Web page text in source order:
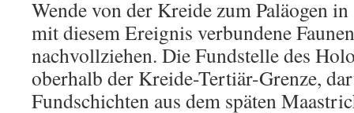
Wende von der Kreide zum Paläogen
mit diesem Ereignis verbundene
nachvollziehen. Die Fundstelle des
oberhalb der Kreide-Tertiär-Grenze,
Fundschichten aus dem späten